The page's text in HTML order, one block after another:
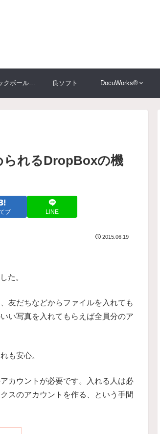
トラックボール大比較 良ソフト DocuWorks®
られるDropBoxの機
ブ LINE
2015.06.19
た。
友だちなどからファイルを入れても
い写真を入れてもらえば全員分のア
も安心。
カウントが必要です。入れる人は必
スのアカウントを作る、という手間